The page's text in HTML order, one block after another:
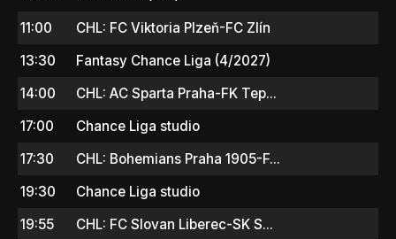
11:00
CHL: FC Viktoria Plzeň-FC Zlín
13:30
Fantasy Chance Liga (4/2027)
14:00
CHL: AC Sparta Praha-FK Tep...
17:00
Chance Liga studio
17:30
CHL: Bohemians Praha 1905-F...
19:30
Chance Liga studio
19:55
CHL: FC Slovan Liberec-SK S...